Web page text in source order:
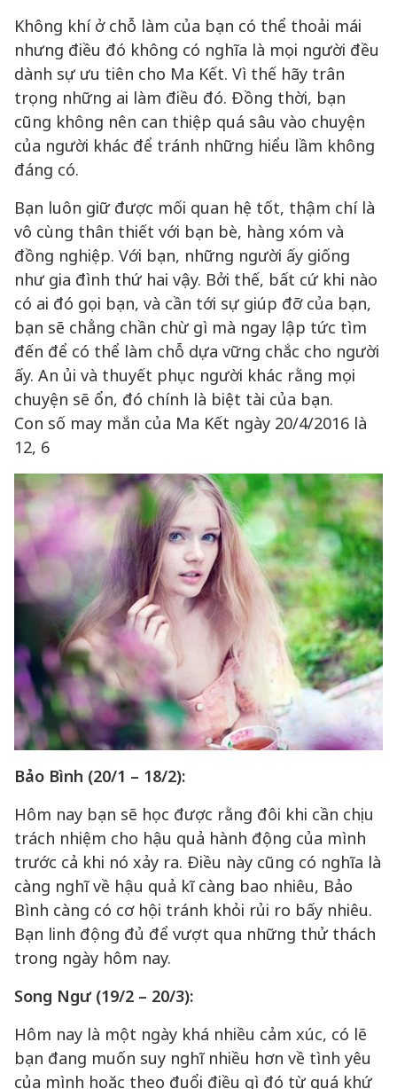
Không khí ở chỗ làm của bạn có thể thoải mái
nhưng điều đó không có nghĩa là mọi người đều
dành sự ưu tiên cho Ma Kết. Vì thế hãy trân
trọng những ai làm điều đó. Đồng thời, bạn
cũng không nên can thiệp quá sâu vào chuyện
của người khác để tránh những hiểu lầm không
đáng có.
Bạn luôn giữ được mối quan hệ tốt, thậm chí là
vô cùng thân thiết với bạn bè, hàng xóm và
đồng nghiệp. Với bạn, những người ấy giống
như gia đình thứ hai vậy. Bởi thế, bất cứ khi nào
có ai đó gọi bạn, và cần tới sự giúp đỡ của bạn,
bạn sẽ chẳng chần chừ gì mà ngay lập tức tìm
đến để có thể làm chỗ dựa vững chắc cho người
ấy. An ủi và thuyết phục người khác rằng mọi
chuyện sẽ ổn, đó chính là biệt tài của bạn.
Con số may mắn của Ma Kết ngày 20/4/2016 là
12, 6
Bảo Bình (20/1 – 18/2):
Hôm nay bạn sẽ học được rằng đôi khi cần chịu
trách nhiệm cho hậu quả hành động của mình
trước cả khi nó xảy ra. Điều này cũng có nghĩa là
càng nghĩ về hậu quả kĩ càng bao nhiêu, Bảo
Bình càng có cơ hội tránh khỏi rủi ro bấy nhiêu.
Bạn linh động đủ để vượt qua những thử thách
trong ngày hôm nay.
Song Ngư (19/2 – 20/3):
Hôm nay là một ngày khá nhiều cảm xúc, có lẽ
bạn đang muốn suy nghĩ nhiều hơn về tình yêu
của mình hoặc theo đuổi điều gì đó từ quá khứ